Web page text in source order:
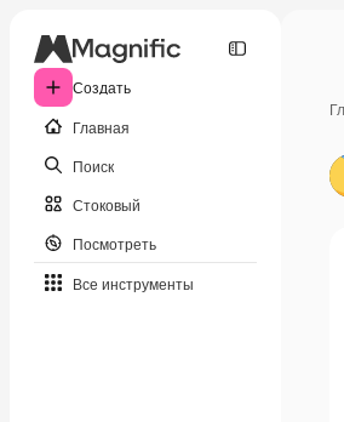
Создать
Главная
Поиск
Стоковый
Посмотреть
Все инструменты